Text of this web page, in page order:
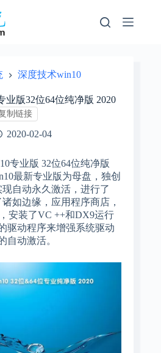
深度技术win10
业版32位64位纯净版 2020
制链接
2020-02-04
业版 32位64位纯净版
最新专业版为母盘，独创
自动永久激活，进行了
如边缘，应用程序商店，
安装了VC ++和DX9运行
驱动程序来增强系统驱动
自动激活。